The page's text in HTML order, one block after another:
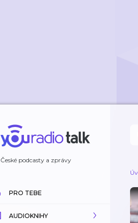
České podcasty a zprávy
PRO TEBE
AUDIOKNIHY